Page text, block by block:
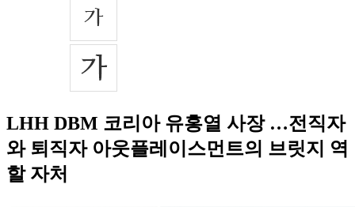
LHH DBM 코리아 유홍열 사장 …전직자
와 퇴직자 아웃플레이스먼트의 브릿지 역
할 자처